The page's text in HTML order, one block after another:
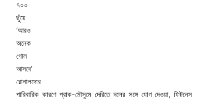
পারিবারিক কারণে প্রাক-মৌসুমে দেরিতে দলের সঙ্গে যোগ দেওয়া, ফিটনেস